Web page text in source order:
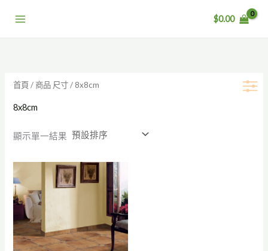
$0.00
首頁/ 商品 尺寸 / 8x8cm
8x8cm
顯示單一結果